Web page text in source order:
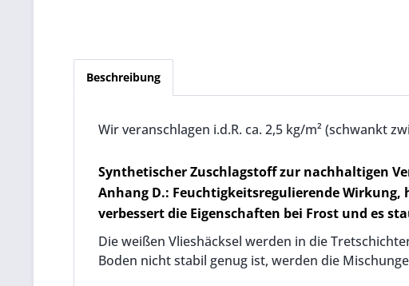
Beschreibung
Wir veranschlagen i.d.R. ca. 2,5 kg/m² (schwankt
Synthetischer Zuschlagstoff zur nachhaltigen
Anhang D.: Feuchtigkeitsregulierende
verbessert die Eigenschaften bei Frost und es
Die weißen Vlieshäcksel werden in die
Boden nicht stabil genug ist, werden die